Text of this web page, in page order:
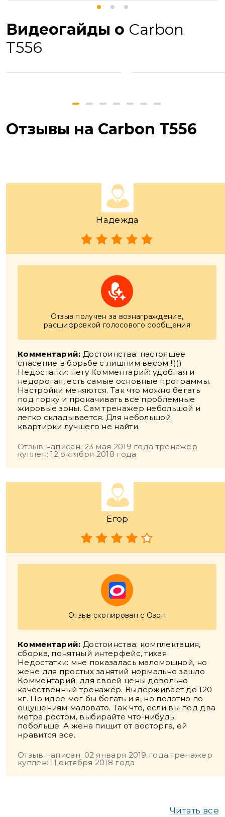
Видеогайды о Carbon
T556
Отзывы на Carbon T556
Надежда
Отзыв получен за вознаграждение,
расшифровкой голосового сообщения
Комментарий: Достоинства: настоящее
спасение в борьбе с лишним весом !!)))
Недостатки: нету Комментарий: удобная и
недорогая, есть самые основные программы.
Настройки меняются. Так что можно бегать
под горку и прокачивать все проблемные
жировые зоны. Сам тренажер небольшой и
легко складывается. Для небольшой
квартирки лучшего не найти.
Отзыв написан: 23 мая 2019 года тренажер
куплен: 12 октября 2018 года
Егор
Отзыв скопирован с Озон
Комментарий: Достоинства: комплектация,
сборка, понятный интерфейс, тихая
Недостатки: мне показалась маломощной, но
жене для простых занятий нормально зашло
Комментарий: для своей цены довольно
качественный тренажер. Выдерживает до 120
кг. По идее мог бы бегать и я, но полотно по
ощущениям маловато. Так что, если вы под два
метра ростом, выбирайте что-нибудь
побольше. А жена пищит от восторга, ей
нравится все.
Отзыв написан: 02 января 2019 года тренажер
куплен: 11 октября 2018 года
Читать все